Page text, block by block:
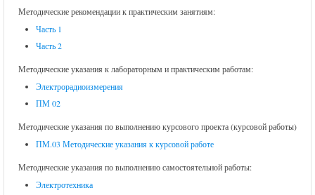
Методические рекомендации к практическим занятиям:
Часть 1
Часть 2
Методические указания к лабораторным и практическим работам:
Электрорадиоизмерения
ПМ 02
Методические указания по выполнению курсового проекта (курсовой работы)
ПМ.03 Методические указания к курсовой работе
Методические указания по выполнению самостоятельной работы:
Электротехника